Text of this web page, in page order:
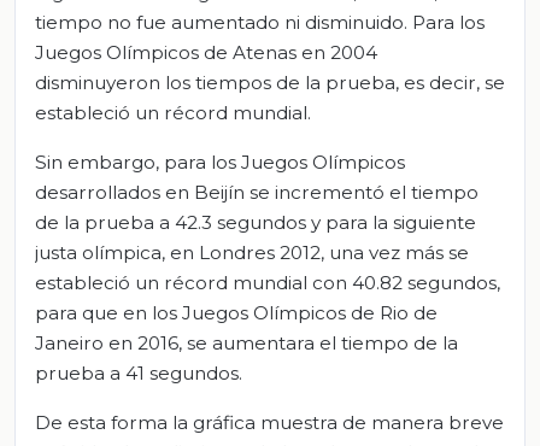
tiempo no fue aumentado ni disminuido. Para los
Juegos Olímpicos de Atenas en 2004
disminuyeron los tiempos de la prueba, es decir, se
estableció un récord mundial.
Sin embargo, para los Juegos Olímpicos
desarrollados en Beijín se incrementó el tiempo
de la prueba a 42.3 segundos y para la siguiente
justa olímpica, en Londres 2012, una vez más se
estableció un récord mundial con 40.82 segundos,
para que en los Juegos Olímpicos de Rio de
Janeiro en 2016, se aumentara el tiempo de la
prueba a 41 segundos.
De esta forma la gráfica muestra de manera breve